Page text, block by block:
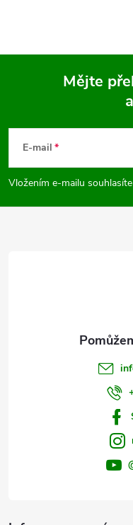
p
Mějte
E-mail
Vložením e-mailu